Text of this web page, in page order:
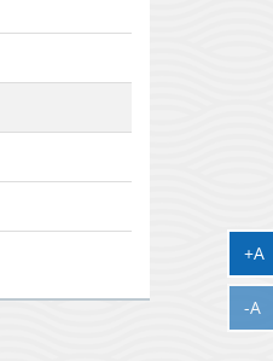
+A
-A